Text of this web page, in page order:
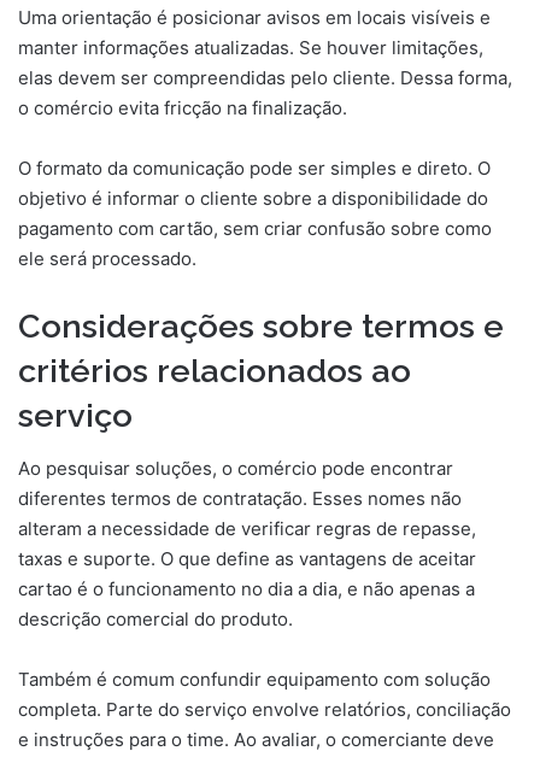
Uma orientação é posicionar avisos em locais visíveis e
manter informações atualizadas. Se houver limitações,
elas devem ser compreendidas pelo cliente. Dessa forma,
o comércio evita fricção na finalização.
O formato da comunicação pode ser simples e direto. O
objetivo é informar o cliente sobre a disponibilidade do
pagamento com cartão, sem criar confusão sobre como
ele será processado.
Considerações sobre termos e
critérios relacionados ao
serviço
Ao pesquisar soluções, o comércio pode encontrar
diferentes termos de contratação. Esses nomes não
alteram a necessidade de verificar regras de repasse,
taxas e suporte. O que define as vantagens de aceitar
cartao é o funcionamento no dia a dia, e não apenas a
descrição comercial do produto.
Também é comum confundir equipamento com solução
completa. Parte do serviço envolve relatórios, conciliação
e instruções para o time. Ao avaliar, o comerciante deve